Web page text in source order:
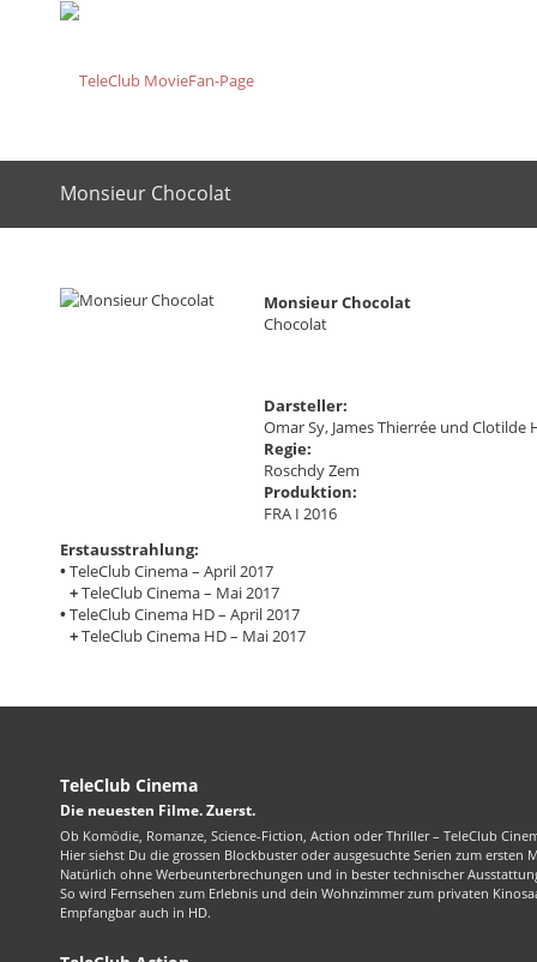
Monsieur Chocolat
Monsieur Chocolat
Chocolat
Darsteller:
Omar Sy, James Thierrée und Clotilde
Regie:
Roschdy Zem
Produktion:
FRA I 2016
Erstausstrahlung:
•TeleClub Cinema – April 2017
+TeleClub Cinema – Mai 2017
•TeleClub Cinema HD – April 2017
+TeleClub Cinema HD – Mai 2017
TeleClub Cinema
Die neuesten Filme. Zuerst.
Ob Komödie, Romanze, Science-Fiction, Action oder Thriller – TeleClub
Hier siehst Du die grossen Blockbuster oder ausgesuchte Serien zum ersten
Natürlich ohne Werbeunterbrechungen und in bester technischer
So wird Fernsehen zum Erlebnis und dein Wohnzimmer zum privaten
Empfangbar auch in HD.